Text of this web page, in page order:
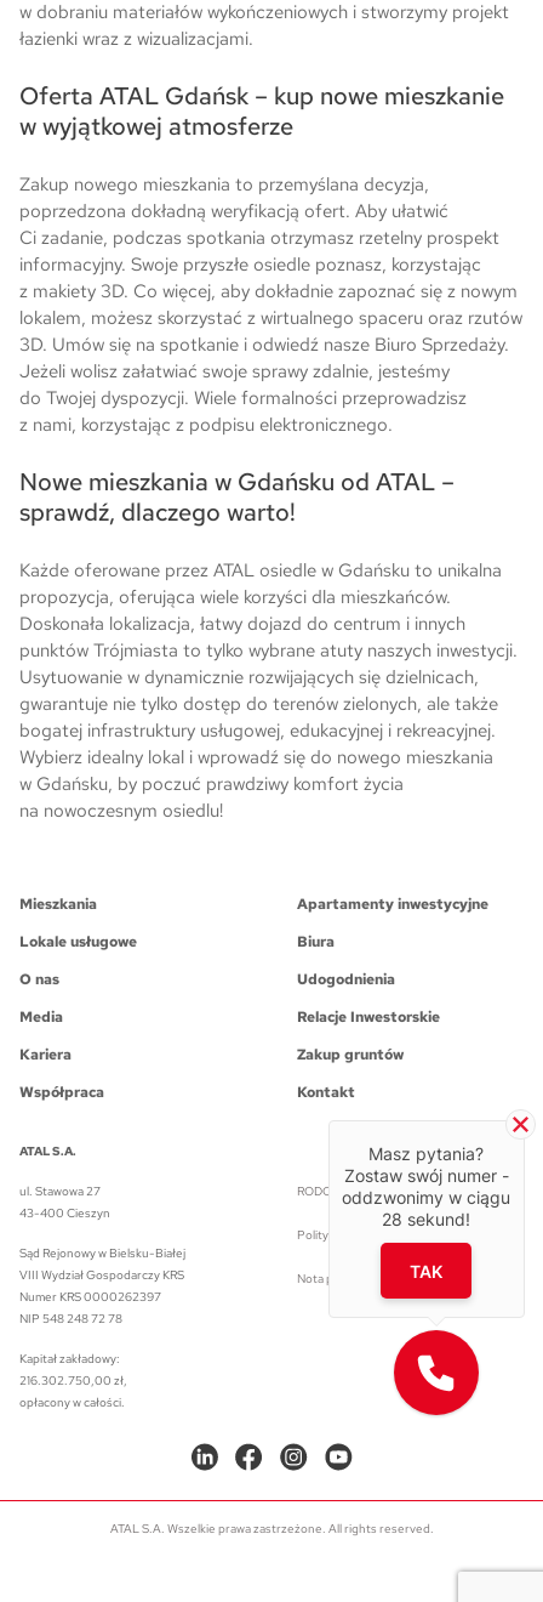
w dobraniu materiałów wykończeniowych i stworzymy projekt
łazienki wraz z wizualizacjami.
Oferta ATAL Gdańsk – kup nowe mieszkanie
w wyjątkowej atmosferze
Zakup nowego mieszkania to przemyślana decyzja,
poprzedzona dokładną weryfikacją ofert. Aby ułatwić
Ci zadanie, podczas spotkania otrzymasz rzetelny prospekt
informacyjny. Swoje przyszłe osiedle poznasz, korzystając
z makiety 3D. Co więcej, aby dokładnie zapoznać się z nowym
lokalem, możesz skorzystać z wirtualnego spaceru oraz rzutów
3D. Umów się na spotkanie i odwiedź nasze Biuro Sprzedaży.
Jeżeli wolisz załatwiać swoje sprawy zdalnie, jesteśmy
do Twojej dyspozycji. Wiele formalności przeprowadzisz
z nami, korzystając z podpisu elektronicznego.
Nowe mieszkania w Gdańsku od ATAL –
sprawdź, dlaczego warto!
Każde oferowane przez ATAL osiedle w Gdańsku to unikalna
propozycja, oferująca wiele korzyści dla mieszkańców.
Doskonała lokalizacja, łatwy dojazd do centrum i innych
punktów Trójmiasta to tylko wybrane atuty naszych inwestycji.
Usytuowanie w dynamicznie rozwijających się dzielnicach,
gwarantuje nie tylko dostęp do terenów zielonych, ale także
bogatej infrastruktury usługowej, edukacyjnej i rekreacyjnej.
Wybierz idealny lokal i wprowadź się do nowego mieszkania
w Gdańsku, by poczuć prawdziwy komfort życia
na nowoczesnym osiedlu!
Mieszkania
Apartamenty inwestycyjne
Lokale usługowe
Biura
O nas
Udogodnienia
Media
Relacje Inwestorskie
Kariera
Zakup gruntów
Współpraca
Kontakt
ATAL S.A.
ul. Stawowa 27
43-400 Cieszyn
Sąd Rejonowy w Bielsku-Białej
VIII Wydział Gospodarczy KRS
Numer KRS 0000262397
NIP 548 248 72 78
Kapitał zakładowy:
216.302.750,00 zł,
opłacony w całości.
RODO w ATAL S.A.
Polityka prywatności
Nota prawna
ATAL S.A. Wszelkie prawa zastrzeżone. All rights reserved.
Masz pytania?
Zostaw swój numer -
oddzwonimy w ciągu
28 sekund!
TAK